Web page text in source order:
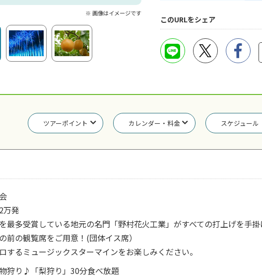
※ 画像はイメージです
このURLをシェア
ツアーポイント カレンダー・料金 スケジュール
万発
最多受賞している地元の名門「野村花火工業」がすべての打上げを手掛
前の観覧席をご用意！(団体イス席）
するミュージックスターマインをお楽しみください。
狩り♪「梨狩り」30分食べ放題